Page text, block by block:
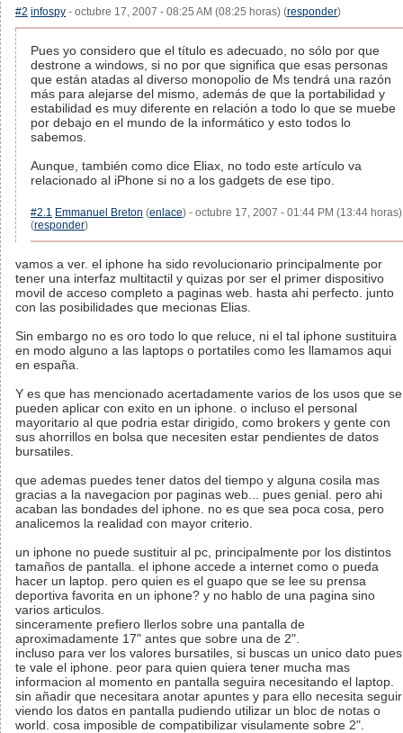
#2 infospy - octubre 17, 2007 - 08:25 AM (08:25 horas) (responder)
Pues yo considero que el título es adecuado, no sólo por que
destrone a windows, si no por que significa que esas personas
que están atadas al diverso monopolio de Ms tendrá una razón
más para alejarse del mismo, además de que la portabilidad y
estabilidad es muy diferente en relación a todo lo que se muebe
por debajo en el mundo de la informático y esto todos lo
sabemos.
Aunque, también como dice Eliax, no todo este artículo va
relacionado al iPhone si no a los gadgets de ese tipo.
#2.1 Emmanuel Breton (enlace) - octubre 17, 2007 - 01:44 PM (13:44 horas)
(responder)
vamos a ver. el iphone ha sido revolucionario principalmente por
tener una interfaz multitactil y quizas por ser el primer dispositivo
movil de acceso completo a paginas web. hasta ahi perfecto. junto
con las posibilidades que mecionas Elias.
Sin embargo no es oro todo lo que reluce, ni el tal iphone sustituira
en modo alguno a las laptops o portatiles como les llamamos aqui
en españa.
Y es que has mencionado acertadamente varios de los usos que se
pueden aplicar con exito en un iphone. o incluso el personal
mayoritario al que podria estar dirigido, como brokers y gente con
sus ahorrillos en bolsa que necesiten estar pendientes de datos
bursatiles.
que ademas puedes tener datos del tiempo y alguna cosila mas
gracias a la navegacion por paginas web... pues genial. pero ahi
acaban las bondades del iphone. no es que sea poca cosa, pero
analicemos la realidad con mayor criterio.
un iphone no puede sustituir al pc, principalmente por los distintos
tamaños de pantalla. el iphone accede a internet como o pueda
hacer un laptop. pero quien es el guapo que se lee su prensa
deportiva favorita en un iphone? y no hablo de una pagina sino
varios articulos.
sinceramente prefiero llerlos sobre una pantalla de
aproximadamente 17" antes que sobre una de 2".
incluso para ver los valores bursatiles, si buscas un unico dato pues
te vale el iphone. peor para quien quiera tener mucha mas
informacion al momento en pantalla seguira necesitando el laptop.
sin añadir que necesitara anotar apuntes y para ello necesita seguir
viendo los datos en pantalla pudiendo utilizar un bloc de notas o
world. cosa imposible de compatibilizar visulamente sobre 2".